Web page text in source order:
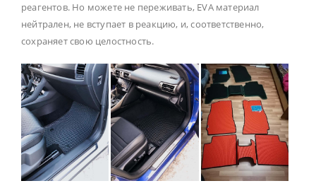
реагентов. Но можете не переживать, EVA материал
нейтрален, не вступает в реакцию, и, соответственно,
сохраняет свою целостность.